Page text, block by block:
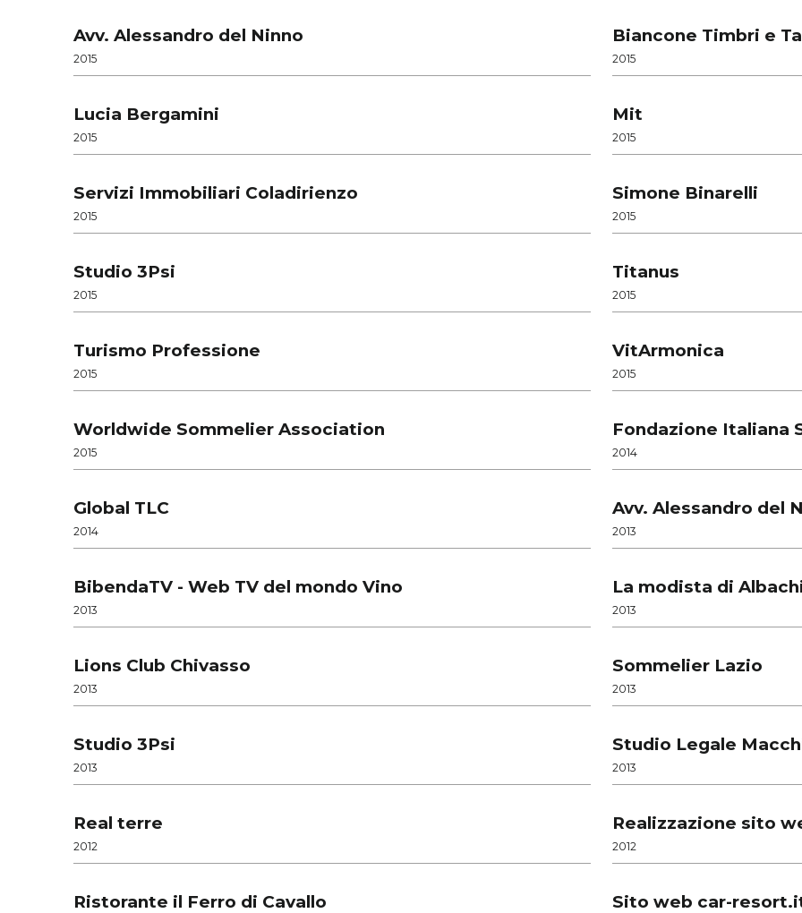
Avv. Alessandro del Ninno
2015
Biancone Timbri e
2015
Lucia Bergamini
2015
Mit
2015
Servizi Immobiliari Coladirienzo
2015
Simone Binarelli
2015
Studio 3Psi
2015
Titanus
2015
Turismo Professione
2015
VitArmonica
2015
Worldwide Sommelier Association
2015
Fondazione Italiana
2014
Global TLC
2014
Avv. Alessandro del
2013
BibendaTV - Web TV del mondo Vino
2013
La modista di
2013
Lions Club Chivasso
2013
Sommelier Lazio
2013
Studio 3Psi
2013
Studio Legale
2013
Real terre
2012
Realizzazione sito
2012
Ristorante il Ferro di Cavallo Sito web car-